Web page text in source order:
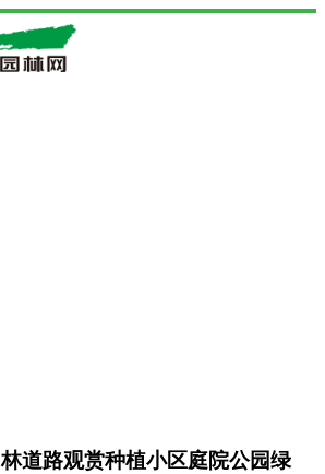
道路观赏种植小区庭院公园绿